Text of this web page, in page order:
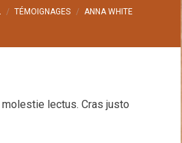
ici :
TÉMOIGNAGES ANNA WHITE
lectus. Cras justo